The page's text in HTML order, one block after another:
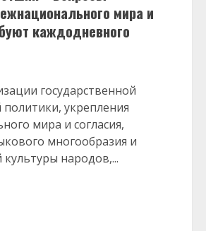
мира и
каждодневного
государственной
укрепления
мира и согласия,
многообразия и
народов,...